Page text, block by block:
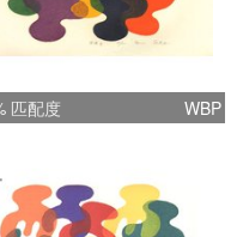
匹配度 WBP